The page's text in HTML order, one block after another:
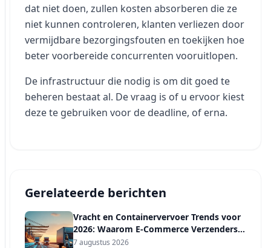
dat niet doen, zullen kosten absorberen die ze
niet kunnen controleren, klanten verliezen door
vermijdbare bezorgingsfouten en toekijken hoe
beter voorbereide concurrenten vooruitlopen.
De infrastructuur die nodig is om dit goed te
beheren bestaat al. De vraag is of u ervoor kiest
deze te gebruiken voor de deadline, of erna.
Gerelateerde berichten
Vracht en Containervervoer Trends voor
2026: Waarom E-Commerce Verzenders
een Vervoerdersdiversificatieplan Nodig
7 augustus 2026